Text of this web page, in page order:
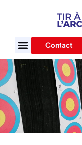
Contact